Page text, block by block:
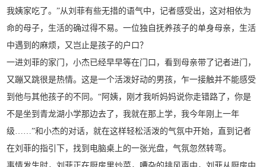
我姨家吃了。”从刘菲有些无措的语气中，记者感受出，这对相依为
命的母子，生活的确过得不易。一位独自抚养孩子的单身母亲，生活
中遇到的麻烦，又岂止是孩子的户口？
一进刘菲的家门，小杰已经早早等在门口，看到母亲带了记者进门，
又蹦又跳很是热情。这是一个活泼好动的男孩，乍一接触并不能感受
到他与其他孩子的不同。“阿姨，刚才我听妈妈说你走错路了，你是
不是坐到青龙湖小学那边去了，我就在那上学，我今年刚上一年
级……”和小杰的对话，就在这样轻松活泼的气氛中开始，直到记者
在刘菲的指引下，找到电脑桌上的一张光盘，气氛忽然转弯。